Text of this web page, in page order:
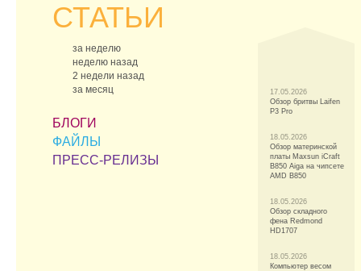
СТАТЬИ
за неделю
неделю назад
2 недели назад
за месяц
БЛОГИ
ФАЙЛЫ
ПРЕСС-РЕЛИЗЫ
17.05.2026
Обзор бритвы Laifen
P3 Pro
18.05.2026
Обзор материнской
платы Maxsun iCraft
B850 Aiga на чипсете
AMD B850
18.05.2026
Обзор складного
фена Redmond
HD1707
18.05.2026
Компьютер весом